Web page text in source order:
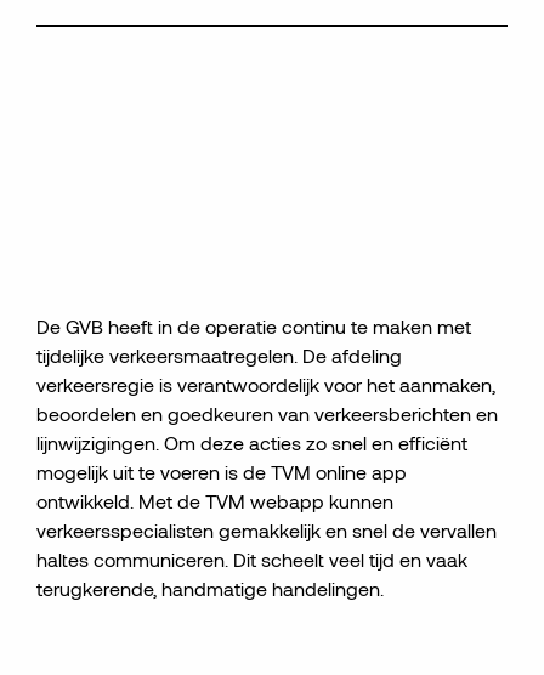
De GVB heeft in de operatie continu te maken met
tijdelijke verkeersmaatregelen. De afdeling
verkeersregie is verantwoordelijk voor het aanmaken,
beoordelen en goedkeuren van verkeersberichten en
lijnwijzigingen . Om deze acties zo snel enefficiënt
mogelijk uit te voeren is de TVM online app
ontwikkeld. Met de TVM webapp kunnen
verkeersspecialisten gemakkelijk en snel de vervallen
haltes communiceren. Dit scheelt veel tijd en vaak
terugkerende, handmatige handelingen.